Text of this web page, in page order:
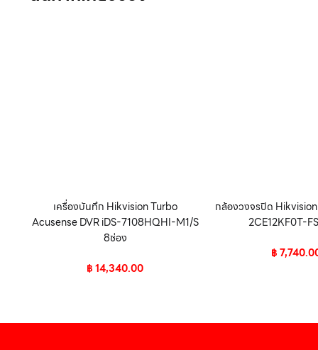
เครื่องบันทึก Hikvision Turbo
Acusense DVR iDS-7108HQHI-M1/S
8ช่อง
฿14,340.00
กล้องวงจรปิด
2CE12KF0T-
฿